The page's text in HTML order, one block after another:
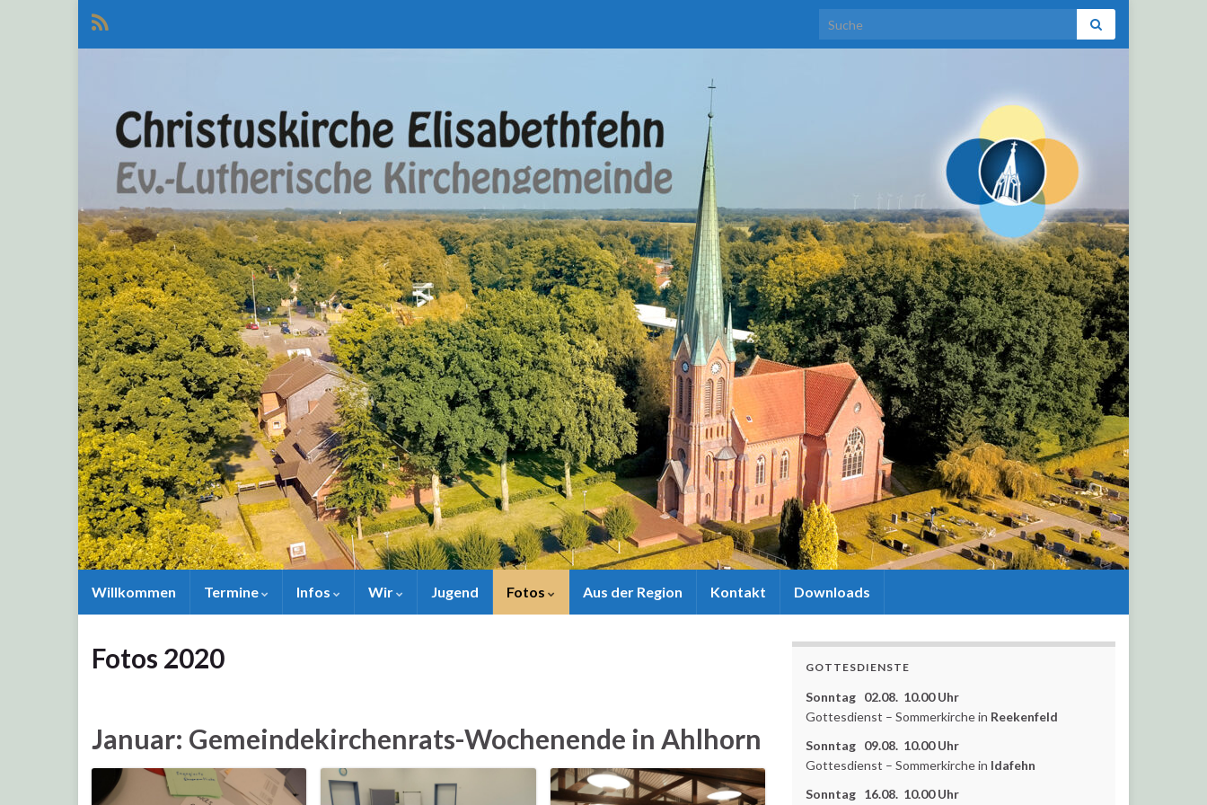
Search for:
Willkommen Termine Infos Wir Jugend Fotos Aus der Region Kontakt Downloads
Fotos 2020
Januar: Gemeindekirchenrats-Wochenende in Ahlhorn
GOTTESDIENSTE
Sonntag 02.08. 10.00 Uhr
Gottesdienst – Sommerkirche in Reekenfeld
Sonntag 09.08. 10.00 Uhr
Gottesdienst – Sommerkirche in Idafehn
Sonntag 16.08. 10.00 Uhr